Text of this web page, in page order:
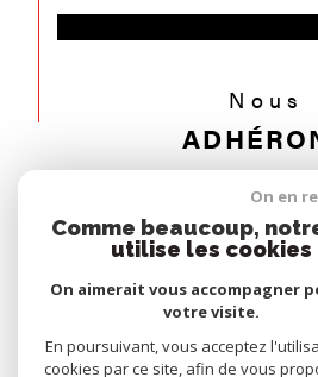
Nous
© 2026 | TOUS DROITS RÉSERVÉS |
MENTIONS LÉGALES
ADMIN NOS
On en
Comme beaucoup,
utilise les cookies
On aimerait vous accompagner
votre visite.
En poursuivant, vous acceptez
cookies par ce site, afin de vous